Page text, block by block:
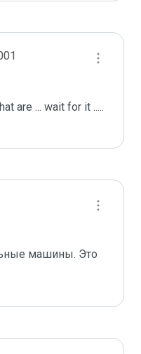
are ... wait for it .....
машины. Это